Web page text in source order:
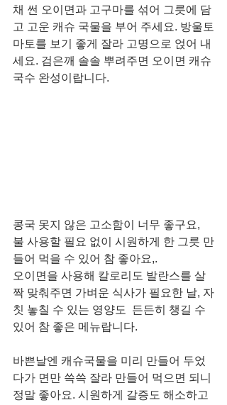
채 썬 오이면과 고구마를 섞어 그릇에 담
고 고운 캐슈 국물을 부어 주세요. 방울토
마토를 보기 좋게 잘라 고명으로 얹어 내
세요. 검은깨 솔솔 뿌려주면 오이면 캐슈
국수 완성이랍니다.
콩국 못지 않은 고소함이 너무 좋구요,
불 사용할 필요 없이 시원하게 한 그릇 만
들어 먹을 수 있어 참 좋아요,.
오이면을 사용해 칼로리도 발란스를 살
짝 맞춰주면 가벼운 식사가 필요한 날, 자
칫 놓칠 수 있는 영양도  든든히 챙길 수
있어 참 좋은 메뉴랍니다.
바쁜날엔 캐슈국물을 미리 만들어 두었
다가 면만 쓱쓱 잘라 만들어 먹으면 되니
정말 좋아요. 시원하게 갈증도 해소하고